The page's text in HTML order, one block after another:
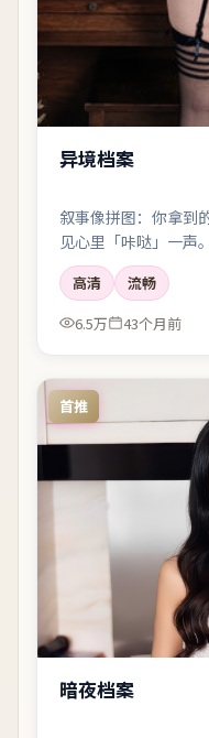
异境档案
叙事像拼图：你拿到
见心里「咔哒」一声。
高清
流畅
6.5万
43个月前
首推
暗夜档案